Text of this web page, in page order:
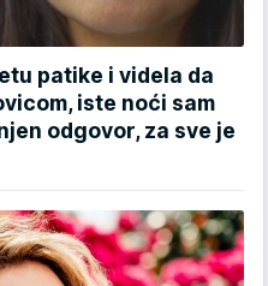
patike i videla da
iste noći sam
odgovor, za sve je